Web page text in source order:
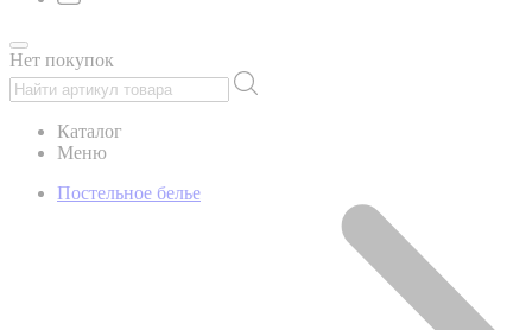
Нет покупок
Каталог
Меню
Постельное белье